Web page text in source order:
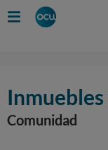
Comunidad